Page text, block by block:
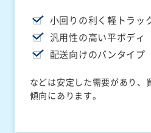
小回りの利く軽トラッ
汎用性の高い平ボディ
配送向けのバンタイプ
などは安定した需要があり、
傾向にあります。